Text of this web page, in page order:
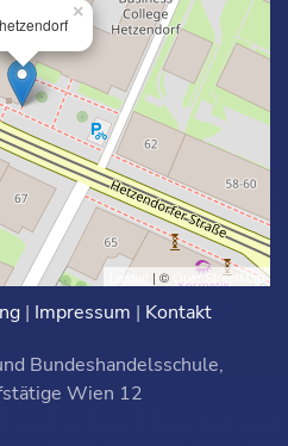
×
Leaflet | © OpenStreetMap
| Impressum | Kontakt
Bundeshandelsschule,
Wien 12